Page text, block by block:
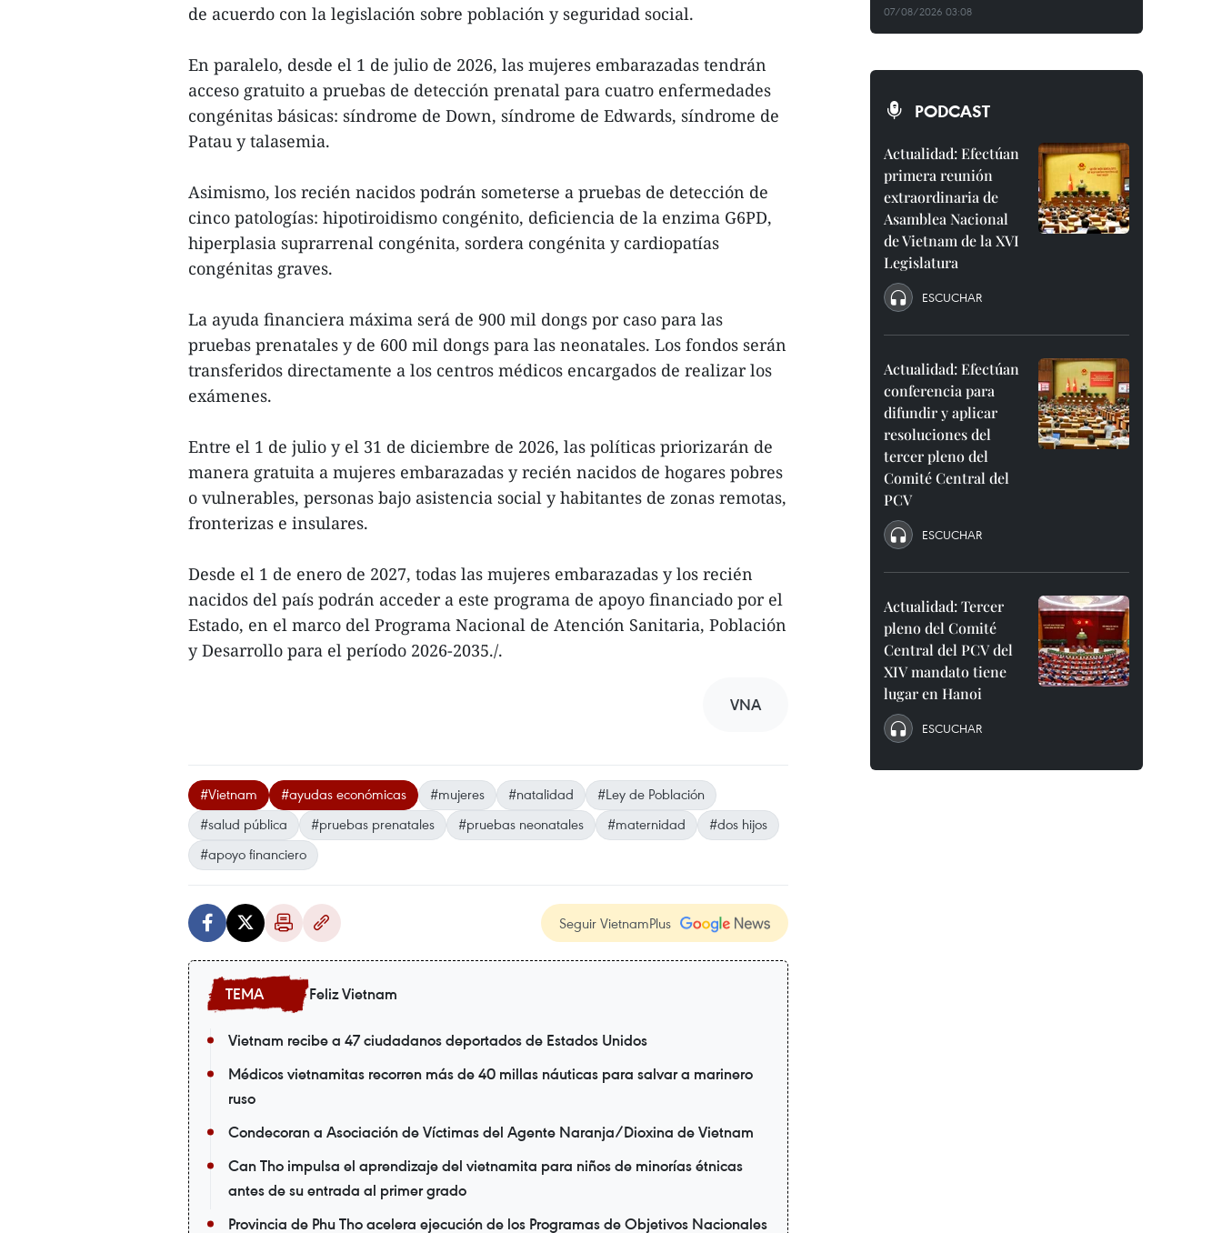
de acuerdo con la legislación sobre población y seguridad social.
En paralelo, desde el 1 de julio de 2026, las mujeres embarazadas tendrán
acceso gratuito a pruebas de detección prenatal para cuatro enfermedades
congénitas básicas: síndrome de Down, síndrome de Edwards, síndrome de
Patau y talasemia.
Asimismo, los recién nacidos podrán someterse a pruebas de detección de
cinco patologías: hipotiroidismo congénito, deficiencia de la enzima G6PD,
hiperplasia suprarrenal congénita, sordera congénita y cardiopatías
congénitas graves.
La ayuda financiera máxima será de 900 mil dongs por caso para las
pruebas prenatales y de 600 mil dongs para las neonatales. Los fondos serán
transferidos directamente a los centros médicos encargados de realizar los
exámenes.
Entre el 1 de julio y el 31 de diciembre de 2026, las políticas priorizarán de
manera gratuita a mujeres embarazadas y recién nacidos de hogares pobres
o vulnerables, personas bajo asistencia social y habitantes de zonas remotas,
fronterizas e insulares.
Desde el 1 de enero de 2027, todas las mujeres embarazadas y los recién
nacidos del país podrán acceder a este programa de apoyo financiado por el
Estado, en el marco del Programa Nacional de Atención Sanitaria, Población
y Desarrollo para el período 2026-2035./.
VNA
#Vietnam #ayudas económicas #mujeres #natalidad
#Ley de Población
#salud pública
#pruebas prenatales #pruebas neonatales #maternidad
#dos hijos
#apoyo financiero
Seguir VietnamPlus
Feliz Vietnam
Vietnam recibe a 47 ciudadanos deportados de Estados Unidos
Médicos vietnamitas recorren más de 40 millas náuticas para salvar a marinero
ruso
Condecoran a Asociación de Víctimas del Agente Naranja/Dioxina de Vietnam
Can Tho impulsa el aprendizaje del vietnamita para niños de minorías étnicas
antes de su entrada al primer grado
Provincia de Phu Tho acelera ejecución de los Programas de Objetivos Nacionales
07/08/2026 03:08
PODCAST
Actualidad: Efectúan
primera reunión
extraordinaria de
Asamblea Nacional
de Vietnam de la XVI
Legislatura
ESCUCHAR
Actualidad: Efectúan
conferencia para
difundir y aplicar
resoluciones del
tercer pleno del
Comité Central del
PCV
ESCUCHAR
Actualidad: Tercer
pleno del Comité
Central del PCV del
XIV mandato tiene
lugar en Hanoi
ESCUCHAR